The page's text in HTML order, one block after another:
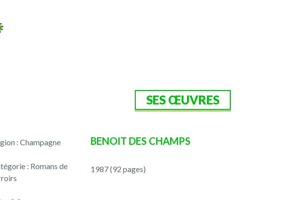
SES ŒUVRES
: Champagne
: Romans de
BENOIT DES CHAMPS
1987 (92 pages)